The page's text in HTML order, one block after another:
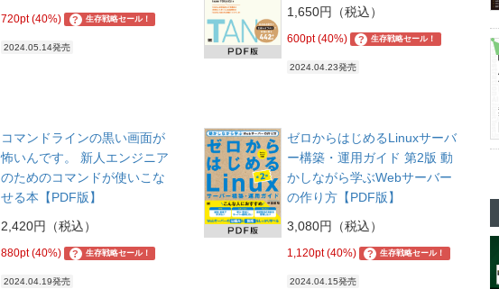
720pt (40%) ? 生存戦略セール！
2024.05.14発売
1,650円（税込）
600pt (40%) ? 生存戦略セール！
2024.04.23発売
コマンドラインの黒い画面が
怖いんです。 新人エンジニア
のためのコマンドが使いこな
せる本【PDF版】
2,420円（税込）
880pt (40%) ? 生存戦略セール！
2024.04.19発売
ゼロからはじめるLinuxサーバ
ー構築・運用ガイド 第2版 動
かしながら学ぶWebサーバー
の作り方【PDF版】
3,080円（税込）
1,120pt (40%) ? 生存戦略セール！
2024.04.15発売